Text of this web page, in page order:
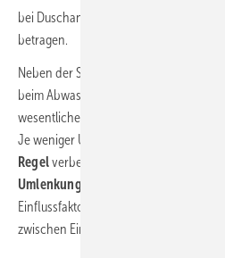
bei Dusch­anlagen mit mehreren
betragen.
Neben der Stauhöhe sind in der Praxis
beim Abwasseranschluss und das
wesentliche Einflussfaktoren für die
Je weniger Umlenkungen, desto besser.
Regelverbessert das Ablaufverhalten:
Umlenkungen
Einflussfaktor ist die Bauhöhe, konkret
zwischen Ein- und Auslauf.